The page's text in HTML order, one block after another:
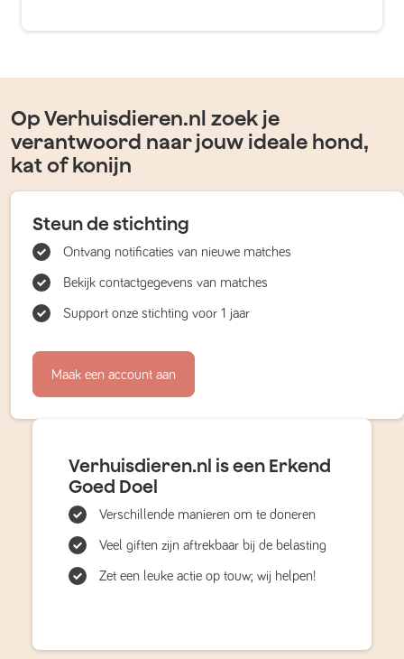
Op Verhuisdieren.nl zoek je
verantwoord naar jouw ideale hond,
kat of konijn
Steun de stichting
Ontvang notificaties van nieuwe matches
Bekijk contactgegevens van matches
Support onze stichting voor 1 jaar
Maak een account aan
Verhuisdieren.nl is een Erkend
Goed Doel
Verschillende manieren om te doneren
Veel giften zijn aftrekbaar bij de belasting
Zet een leuke actie op touw; wij helpen!